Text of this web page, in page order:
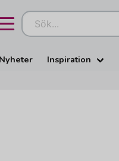
Sök...
Inspiration